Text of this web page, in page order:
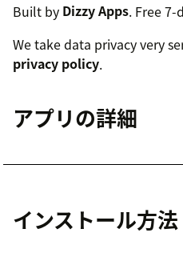
Built by Dizzy Apps. Free
We take data privacy very
privacy policy.
アプリの詳細
インストール方法